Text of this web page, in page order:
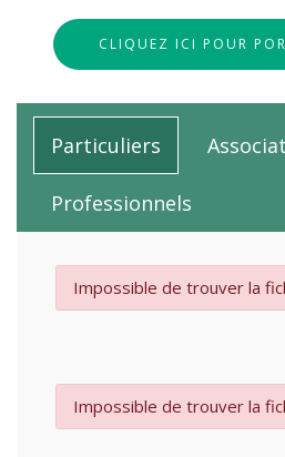
CLIQUEZ ICI POUR
Particuliers
Professionnels
Impossible de trouver la
Impossible de trouver la